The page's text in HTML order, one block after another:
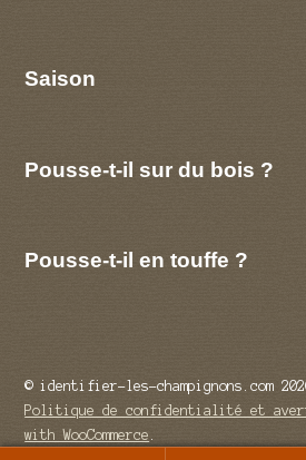
Saison
Pousse-t-il sur du bois ?
Pousse-t-il en touffe ?
© identifier-les-champignons.com
Politique de confidentialité et
with WooCommerce